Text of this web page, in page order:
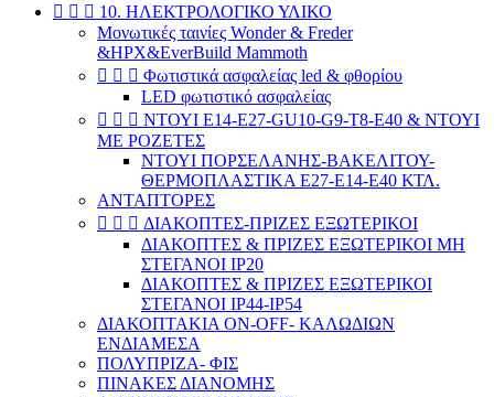
   10. ΗΛΕΚΤΡΟΛΟΓΙΚΟ ΥΛΙΚΟ
Μονωτικές ταινίες Wonder & Freder
&HPX&EverBuild Mammoth
   Φωτιστικά ασφαλείας led & φθορίου
LED φωτιστικό ασφαλείας
   ΝΤΟΥΙ E14-E27-GU10-G9-T8-E40 & ΝΤΟΥΙ
ΜΕ ΡΟΖΕΤΕΣ
ΝΤΟΥΙ ΠΟΡΣΕΛΑΝΗΣ-ΒΑΚΕΛΙΤΟΥ-
ΘΕΡΜΟΠΛΑΣΤΙΚΑ Ε27-Ε14-Ε40 ΚΤΛ.
ΑΝΤΑΠΤΟΡΕΣ
   ΔΙΑΚΟΠΤΕΣ-ΠΡΙΖΕΣ ΕΞΩΤΕΡΙΚΟΙ
ΔΙΑΚΟΠΤΕΣ & ΠΡΙΖΕΣ ΕΞΩΤΕΡΙΚΟΙ ΜΗ
ΣΤΕΓΑΝΟΙ ΙΡ20
ΔΙΑΚΟΠΤΕΣ & ΠΡΙΖΕΣ ΕΞΩΤΕΡΙΚΟΙ
ΣΤΕΓΑΝΟΙ ΙΡ44-ΙP54
ΔΙΑΚΟΠΤΑΚΙΑ ON-OFF- ΚΑΛΩΔΙΩΝ
ΕΝΔΙΑΜΕΣΑ
ΠΟΛΥΠΡΙΖΑ- ΦΙΣ
ΠΙΝΑΚΕΣ ΔΙΑΝΟΜΗΣ